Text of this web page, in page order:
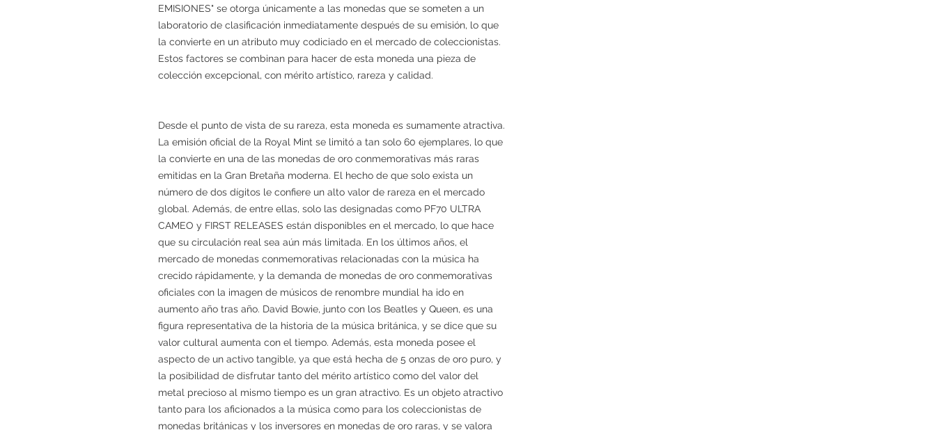
EMISIONES" se otorga únicamente a las monedas que se someten a un
laboratorio de clasificación inmediatamente después de su emisión, lo que
la convierte en un atributo muy codiciado en el mercado de coleccionistas.
Estos factores se combinan para hacer de esta moneda una pieza de
colección excepcional, con mérito artístico, rareza y calidad.
Desde el punto de vista de su rareza, esta moneda es sumamente atractiva.
La emisión oficial de la Royal Mint se limitó a tan solo 60 ejemplares, lo que
la convierte en una de las monedas de oro conmemorativas más raras
emitidas en la Gran Bretaña moderna. El hecho de que solo exista un
número de dos dígitos le confiere un alto valor de rareza en el mercado
global. Además, de entre ellas, solo las designadas como PF70 ULTRA
CAMEO y FIRST RELEASES están disponibles en el mercado, lo que hace
que su circulación real sea aún más limitada. En los últimos años, el
mercado de monedas conmemorativas relacionadas con la música ha
crecido rápidamente, y la demanda de monedas de oro conmemorativas
oficiales con la imagen de músicos de renombre mundial ha ido en
aumento año tras año. David Bowie, junto con los Beatles y Queen, es una
figura representativa de la historia de la música británica, y se dice que su
valor cultural aumenta con el tiempo. Además, esta moneda posee el
aspecto de un activo tangible, ya que está hecha de 5 onzas de oro puro, y
la posibilidad de disfrutar tanto del mérito artístico como del valor del
metal precioso al mismo tiempo es un gran atractivo. Es un objeto atractivo
tanto para los aficionados a la música como para los coleccionistas de
monedas británicas y los inversores en monedas de oro raras, y se valora